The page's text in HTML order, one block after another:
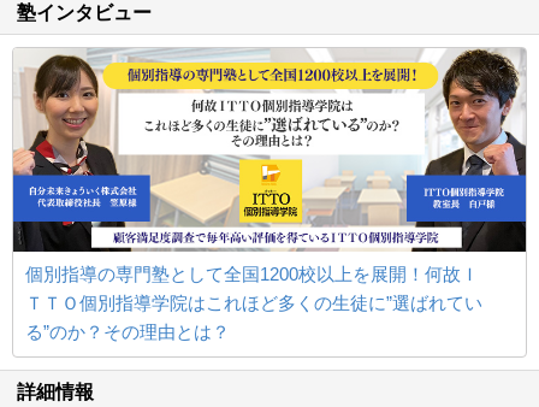
塾インタビュー
個別指導の専門塾として全国1200校以上を展開！何故Ｉ
ＴＴＯ個別指導学院はこれほど多くの生徒に”選ばれてい
る”のか？その理由とは？
詳細情報